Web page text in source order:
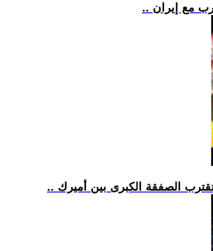
مع إيران
الصفقة الكبرى بين أميرك